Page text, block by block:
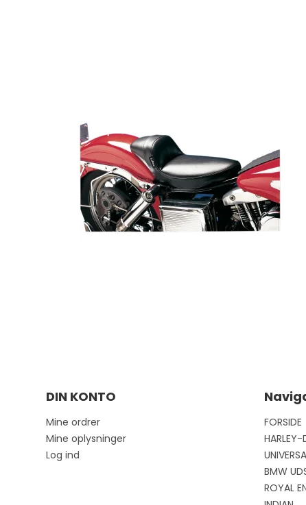
DIN KONTO
Mine ordrer
Mine oplysninger
Log ind
FORSIDE
BMW
ROYAL